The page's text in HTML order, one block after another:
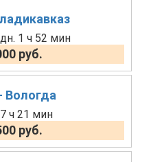
1 ч 52 мин
руб.
Вологда
ч 21 мин
руб.